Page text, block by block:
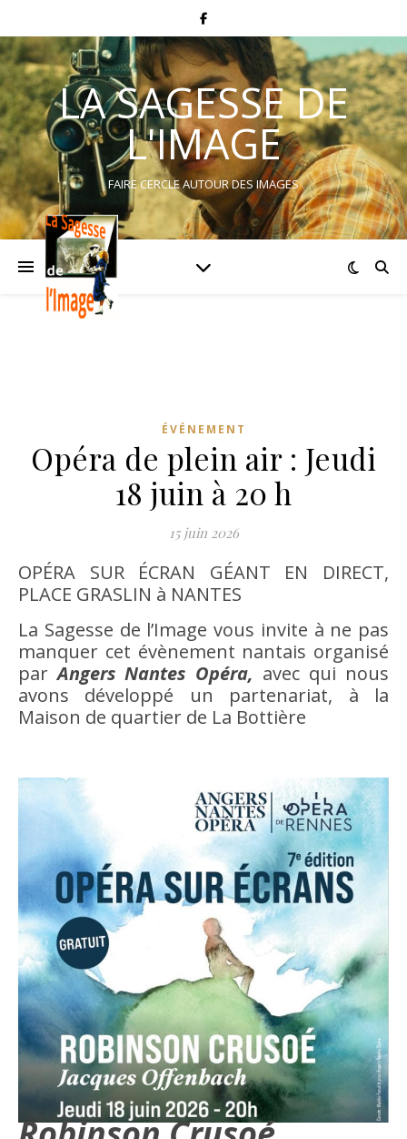
LA SAGESSE DE
L'IMAGE
FAIRE CERCLE AUTOUR DES IMAGES
ÉVÉNEMENT
Opéra de plein air : Jeudi
18 juin à 20 h
15 juin 2026
OPÉRA SUR ÉCRAN GÉANT EN DIRECT,
PLACE GRASLIN à NANTES
La Sagesse de l’Image vous invite à ne pas
manquer cet évènement nantais organisé
parAngers Nantes Opéra, avec qui nous
avons développé un partenariat, à la
Maison de quartier de La Bottière